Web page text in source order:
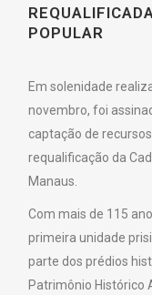
POPULAR
Em solenidade
novembro, foi
captação de
requalificação da
Manaus.
Com mais de 115
primeira unidade
parte dos prédios
Patrimônio Histórico